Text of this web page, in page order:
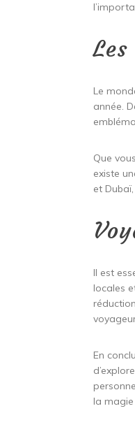
Le
année.
Que
existe
et
Il est
locales
En
la